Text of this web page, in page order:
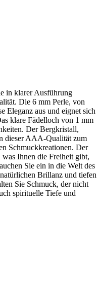
in klarer Ausführung
Die 6 mm Perle, von
Eleganz aus und eignet sich
klare Fädelloch von 1 mm
Der Bergkristall,
dieser AAA-Qualität zum
Schmuckkreationen. Der
was Ihnen die Freiheit gibt,
Sie ein in die Welt des
Brillanz und tiefen
Sie Schmuck, der nicht
spirituelle Tiefe und